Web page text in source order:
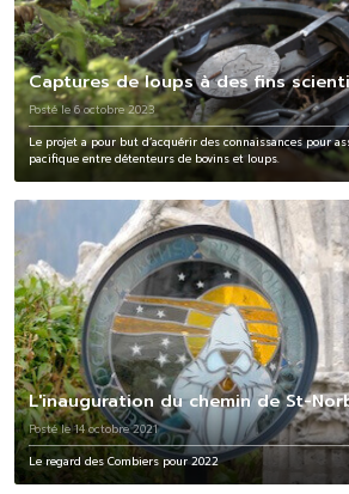
Captures de loups à des fins
Posté le 6 octobre 2023
Le projet a pour but d’acquérir des connaissances pour
pacifique entre détenteurs de bovins et loups.
L'inauguration du chemin de St-
Posté le 14 octobre 2021
Le regard des Combiers pour 2022